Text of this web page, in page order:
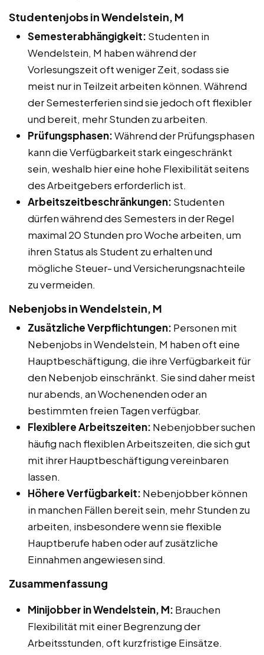
Studentenjobs in Wendelstein, M
Semesterabhängigkeit: Studenten in
Wendelstein, M haben während der
Vorlesungszeit oft weniger Zeit, sodass sie
meist nur in Teilzeit arbeiten können. Während
der Semesterferien sind sie jedoch oft flexibler
und bereit, mehr Stunden zu arbeiten.
Prüfungsphasen:Während der Prüfungsphasen
kann die Verfügbarkeit stark eingeschränkt
sein, weshalb hier eine hohe Flexibilität seitens
des Arbeitgebers erforderlich ist.
Arbeitszeitbeschränkungen: Studenten
dürfen während des Semesters in der Regel
maximal 20 Stunden pro Woche arbeiten, um
ihren Status als Student zu erhalten und
mögliche Steuer- und Versicherungsnachteile
zu vermeiden.
Nebenjobs in Wendelstein, M
Zusätzliche Verpflichtungen: Personen mit
Nebenjobs in Wendelstein, M haben oft eine
Hauptbeschäftigung, die ihre Verfügbarkeit für
den Nebenjob einschränkt. Sie sind daher meist
nur abends, an Wochenenden oder an
bestimmten freien Tagen verfügbar.
Flexiblere Arbeitszeiten: Nebenjobber suchen
häufig nach flexiblen Arbeitszeiten, die sich gut
mit ihrer Hauptbeschäftigung vereinbaren
lassen.
Höhere Verfügbarkeit: Nebenjobber können
in manchen Fällen bereit sein, mehr Stunden zu
arbeiten, insbesondere wenn sie flexible
Hauptberufe haben oder auf zusätzliche
Einnahmen angewiesen sind.
Zusammenfassung
Minijobber in Wendelstein, M: Brauchen
Flexibilität mit einer Begrenzung der
Arbeitsstunden, oft kurzfristige Einsätze.